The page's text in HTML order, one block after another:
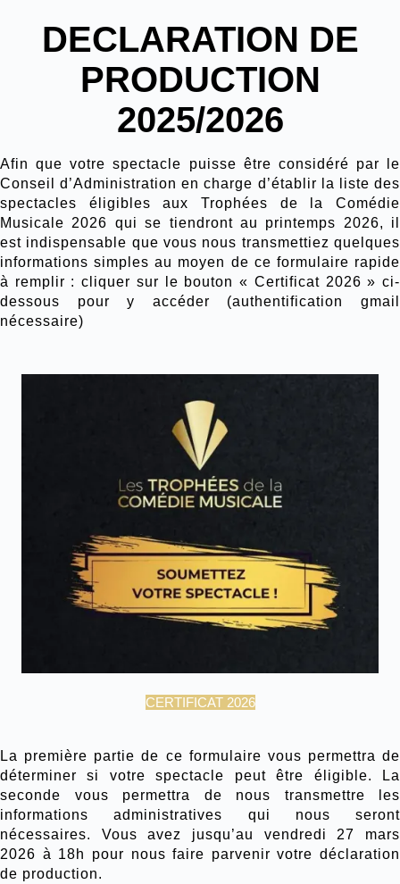
DECLARATION DE
PRODUCTION
2025/2026
Afin que votre spectacle puisse être considéré par le
Conseil d’Administration en charge d’établir la liste des
spectacles éligibles aux Trophées de la Comédie
Musicale 2026 qui se tiendront au printemps 2026, il
est indispensable que vous nous transmettiez quelques
informations simples au moyen de ce formulaire rapide
à remplir : cliquer sur le bouton« Certificat 2026 » ci-
dessous pour y accéder (authentification gmail
nécessaire)
CERTIFICAT 2026
La première partie de ce formulaire vous permettra de
déterminer si votre spectacle peut être éligible. La
seconde vous permettra de nous transmettre les
informations administratives qui nous seront
nécessaires. Vous avez jusqu’au vendredi 27 mars
2026 à 18h pour nous faire parvenir votre déclaration
de production.